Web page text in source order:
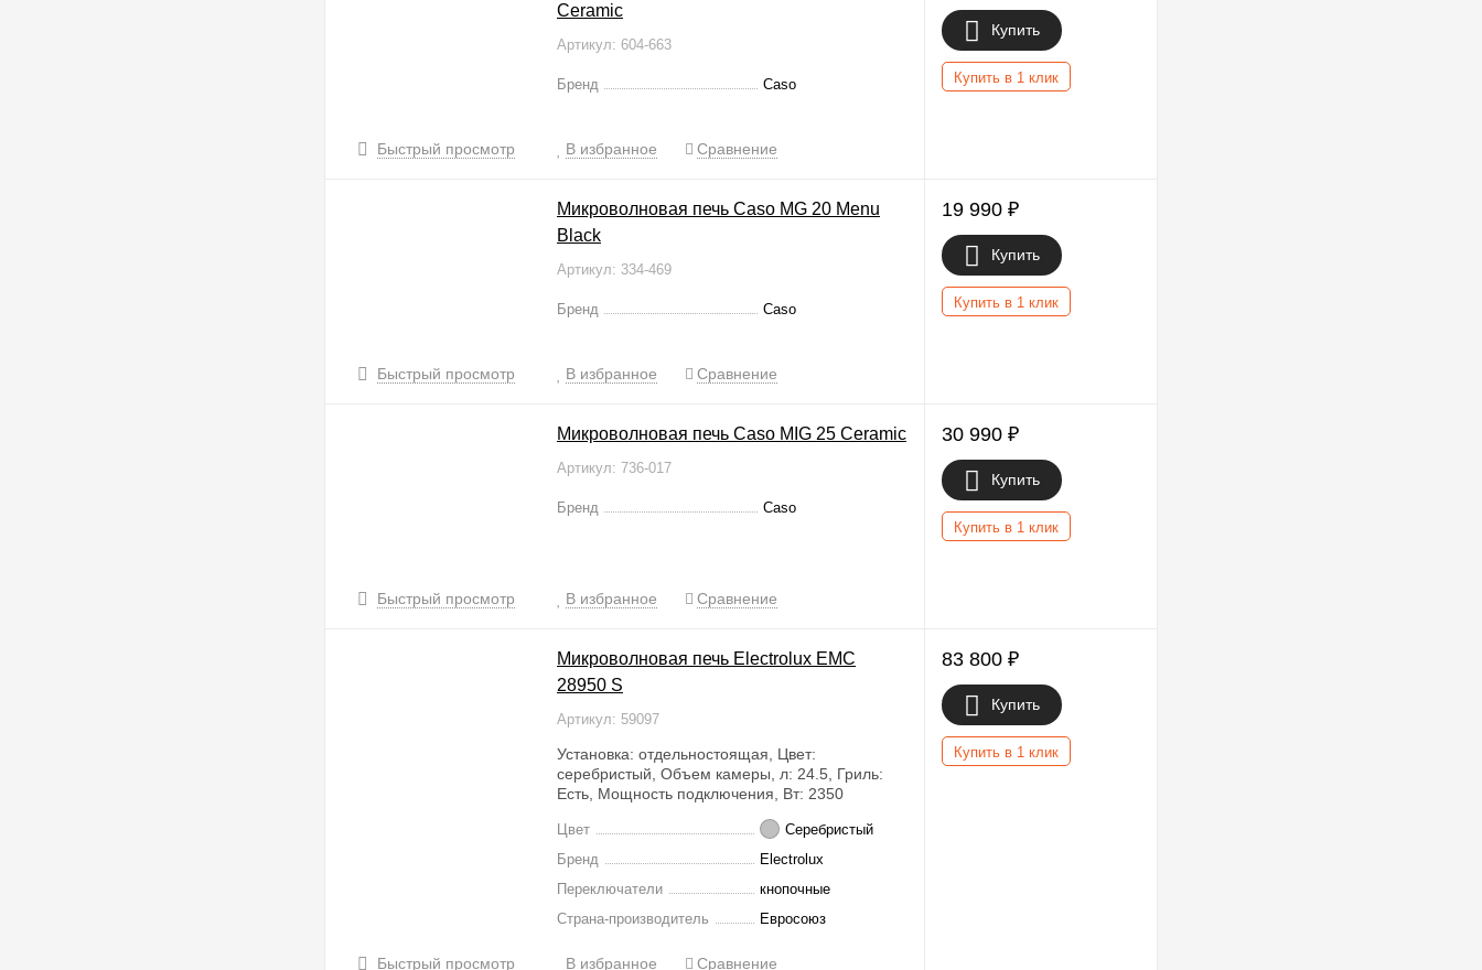
Ceramic
Артикул: 604-663
Бренд Caso
Купить
Купить в 1 клик
Быстрый просмотр В избранное Сравнение
Микроволновая печь Caso MG 20 Menu
Black
Артикул: 334-469
Бренд Caso
19 990 ₽
Купить
Купить в 1 клик
Быстрый просмотр В избранное Сравнение
Микроволновая печь Caso MIG 25 Ceramic
Артикул: 736-017
Бренд Caso
30 990 ₽
Купить
Купить в 1 клик
Быстрый просмотр В избранное Сравнение
Микроволновая печь Electrolux EMC
28950 S
Артикул: 59097
Установка: отдельностоящая, Цвет:
серебристый, Объем камеры, л: 24.5, Гриль:
Есть, Мощность подключения, Вт: 2350
Цвет
Серебристый
Бренд
Electrolux
Переключатели
кнопочные
Страна-производитель
Евросоюз
83 800 ₽
Купить
Купить в 1 клик
Быстрый просмотр В избранное Сравнение